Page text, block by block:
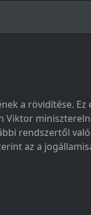
a rövidítése.
rendszertől
az a